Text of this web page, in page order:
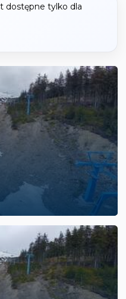
dostępne tylko dla